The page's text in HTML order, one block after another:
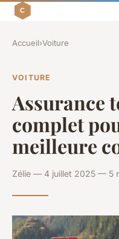
Accueil›Voiture
VOITURE
Assurance
complet
meilleure
Zélie — 4 juillet 2025 — 5